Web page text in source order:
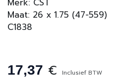
Merk: CST
Maat: 26 x 1.75 (47-559)
C1838
17,37 € Inclusief BTW